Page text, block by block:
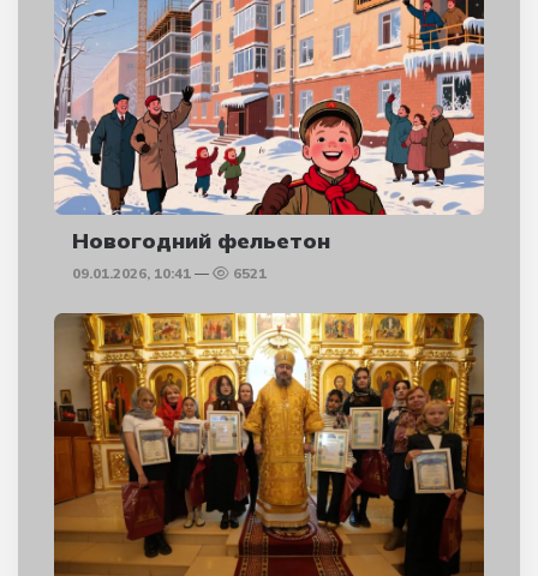
Новогодний фельетон
09.01.2026, 10:41 6521